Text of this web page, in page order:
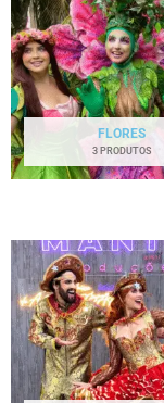
FLORES
3 PRODUTOS